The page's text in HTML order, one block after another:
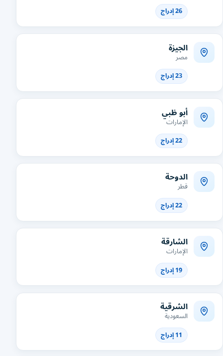
26 إدراج
الجيزة
مصر
23 إدراج
أبو ظبي
الإمارات
22 إدراج
الدوحة
قطر
22 إدراج
الشارقة
الإمارات
19 إدراج
الشرقية
السعودية
11 إدراج